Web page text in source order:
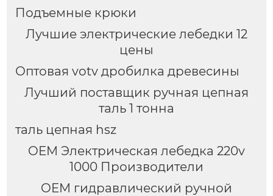
Подъемные крюки
Лучшие электрические лебедки 12
цены
Оптовая votv дробилка древесины
Лучший поставщик ручная цепная
таль 1 тонна
таль цепная hsz
OEM Электрическая лебедка 220v
1000 Производители
OEM гидравлический ручной